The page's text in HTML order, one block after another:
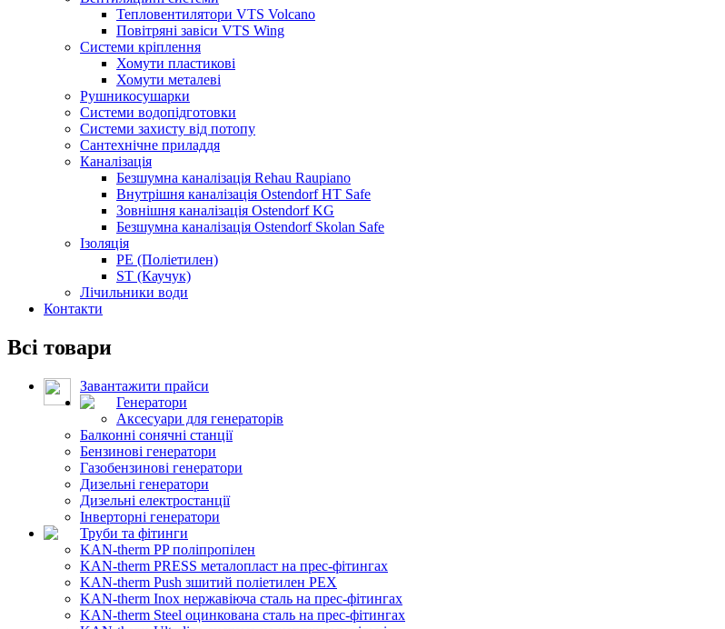
Тепловентилятори VTS Volcano
Повітряні завіси VTS Wing
Системи кріплення
Хомути пластикові
Хомути металеві
Рушникосушарки
Системи водопідготовки
Системи захисту від потопу
Сантехнічне приладдя
Каналізація
Безшумна каналізація Rehau Raupiano
Внутрішня каналізація Ostendorf HT Safe
Зовнішня каналізація Ostendorf KG
Безшумна каналізація Ostendorf Skolan Safe
Ізоляція
PE (Поліетилен)
ST (Каучук)
Лічильники води
Контакти
Всі товари
Завантажити прайси
Генератори
Аксесуари для генераторів
Балконні сонячні станції
Бензинові генератори
Газобензинові генератори
Дизельні генератори
Дизельні електростанції
Інверторні генератори
Труби та фітинги
KAN-therm PP поліпропілен
KAN-therm PRESS металопласт на прес-фітингах
KAN-therm Push зшитий поліетилен PEX
KAN-therm Inox нержавіюча сталь на прес-фітингах
KAN-therm Steel оцинкована сталь на прес-фітингах